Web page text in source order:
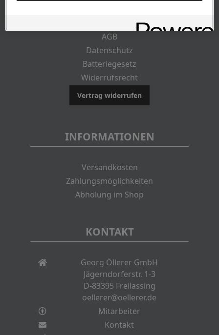
AGB
Datenschutz
Batteriegesetz
Widerrufsrecht
Vertrag widerrufen
INFORMATIONEN
Versandkosten
Zahlungsmöglichkeiten
Abholung im Shop
KONTAKT
Georg Öllerer GmbH
Jägerndorferstr. 1-3
D-83395 Freilassing
oellerer@oellerer.de
Mitarbeiter
Kontakt